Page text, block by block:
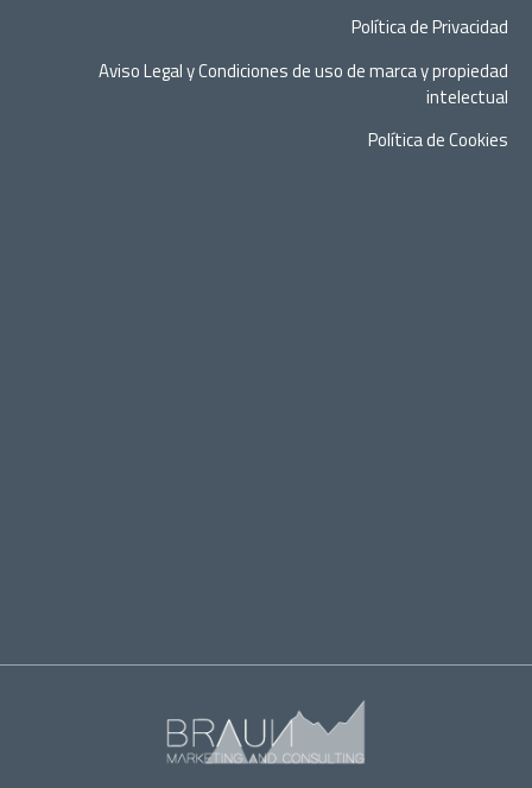
Política de Privacidad
Aviso Legal y Condiciones de uso de marca y propiedad
intelectual
Política de Cookies